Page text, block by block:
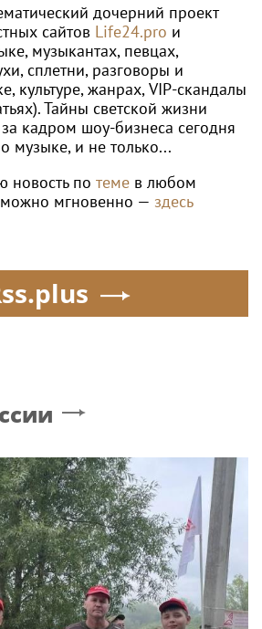
дочерний проект
сайтов Life24.pro и
музыкантах, певцах,
сплетни, разговоры и
культуре, жанрах, VIP-скандалы
Тайны светской жизни
кадром шоу-бизнеса сегодня
музыке, и не только...
новость по теме в любом
можно мгновенно — здесь